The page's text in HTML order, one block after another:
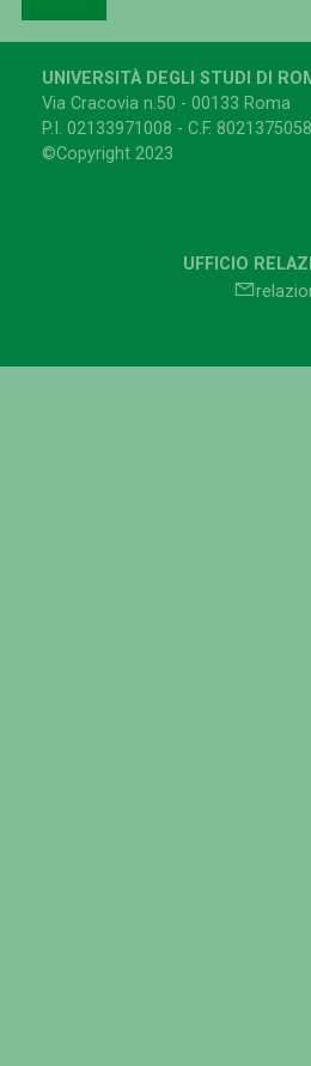
UNIVERSITÀ DEGLI STUDI DI
Via Cracovia n.50 - 00133 Roma
P.I. 02133971008 - C.F.
©Copyright 2023
UFFICIO